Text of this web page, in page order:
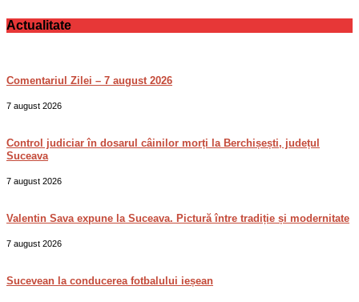
Actualitate
Comentariul Zilei – 7 august 2026
7 august 2026
Control judiciar în dosarul câinilor morți la Berchișești, județul
Suceava
7 august 2026
Valentin Sava expune la Suceava. Pictură între tradiție și modernitate
7 august 2026
Sucevean la conducerea fotbalului ieșean